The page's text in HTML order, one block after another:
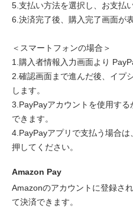
5.支払い方法を選択し、お支払
6.決済完了後、購入完了画面が
＜スマートフォンの場合＞
1.購入者情報入力画面より
2.確認画面まで進んだ後、イプ
します。
3.PayPayアカウントを使用す
できます。
4.PayPayアプリで支払う場合
押してください。
Amazon Pay
Amazonのアカウントに登録さ
て決済できます。